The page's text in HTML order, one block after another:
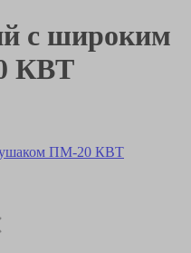
с широким
КВТ